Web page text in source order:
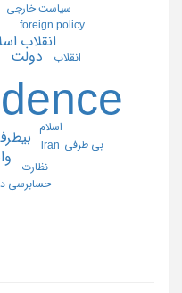
دولت
انقلاب
اسلام
حسابرسي
سياست خارجي
نظارت
انقلاب
foreign policy
iran بي طرفي